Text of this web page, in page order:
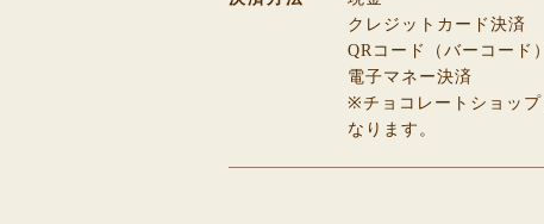
クレジットカード決済
QRコード（バーコード
電子マネー決済
※チョコレートショップ
なります。